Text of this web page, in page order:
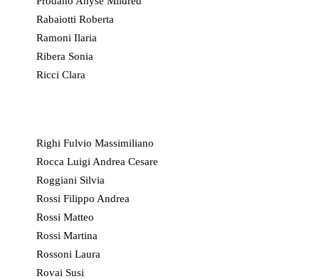
Rabaiotti Roberta
Ramoni Ilaria
Ribera Sonia
Ricci Clara
Righi Fulvio Massimiliano
Rocca Luigi Andrea Cesare
Roggiani Silvia
Rossi Filippo Andrea
Rossi Matteo
Rossi Martina
Rossoni Laura
Rovai Susi